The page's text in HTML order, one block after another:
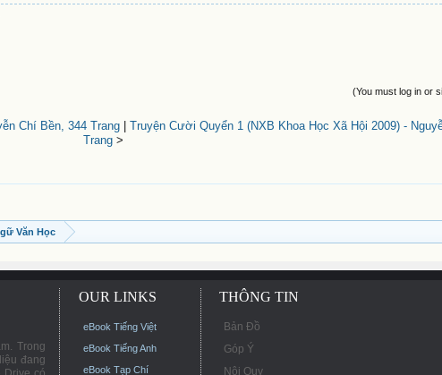
(You must log in or
Chí Bền, 344 Trang
Truyện Cười Quyển 1 (NXB Khoa Học Xã Hội 2009) -
Trang>
Văn Học
Trong
đang
OUR LINKS
eBook Tiếng Việt
eBook Tiếng Anh
eBook Tạp Chí
THÔNG TIN
Bản Đồ
Góp Ý
Nội Quy